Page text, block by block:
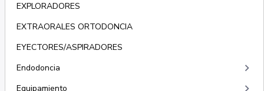
EXPLORADORES
EXTRAORALES ORTODONCIA
EYECTORES/ASPIRADORES
Endodoncia
keyboard_arrow_right
Equipamiento